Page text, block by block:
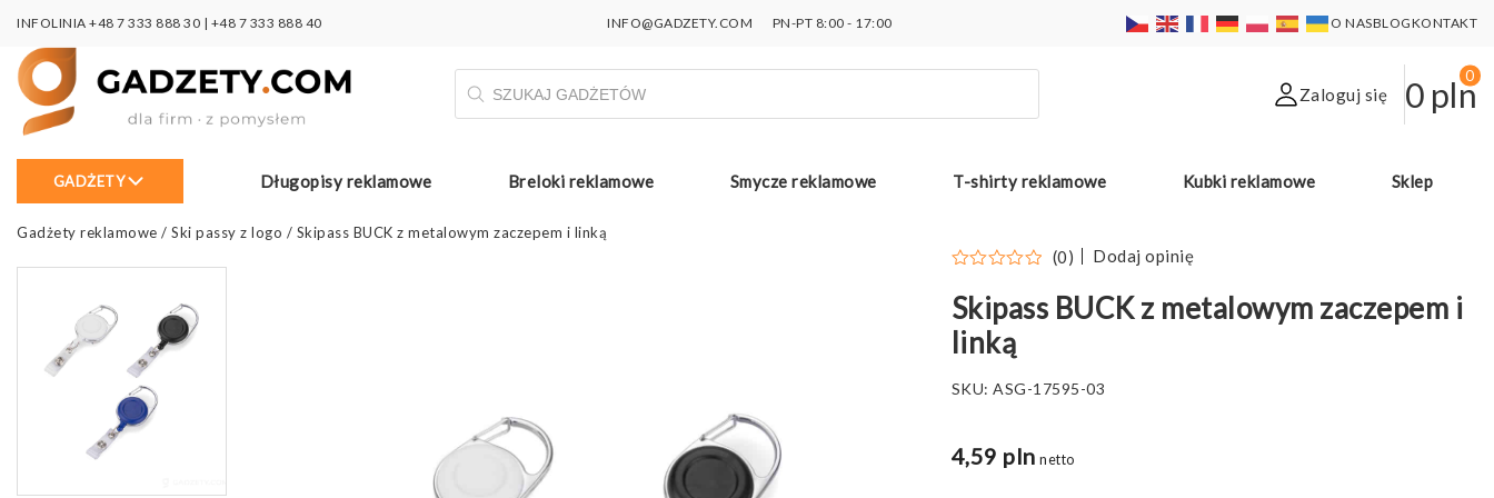
INFOLINIA +48 7 333 888 30 | +48 7 333 888 40 INFO@GADZETY.COM PN-PT 8:00 - 17:00 O NASBLOGKONTAKT
Wyszukiwarka
produktów
Zaloguj się 0 pln
0
GADŻETY Długopisy reklamowe Breloki reklamowe Smycze reklamowe T-shirty reklamowe Kubki reklamowe Sklep
Gadżety reklamowe / Ski passy z logo / Skipass BUCK z metalowym zaczepem i linką
(0) Dodaj opinię
Skipass BUCK z metalowym zaczepem i
linką
SKU:ASG-17595-03
4,59 pln netto